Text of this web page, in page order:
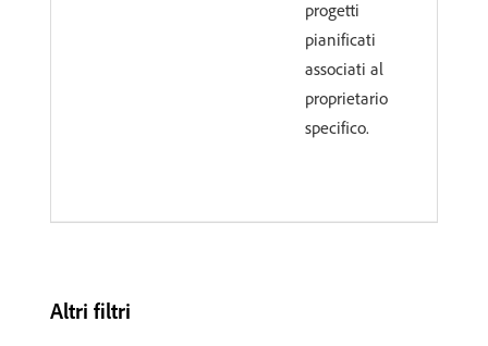
progetti
pianificati
associati al
proprietario
specifico.
Altri filtri